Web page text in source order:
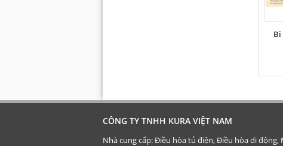
Bi
CÔNG TY TNHH KURA VIỆT NAM
Nhà cung cấp: Điều hòa tủ điện, Điều hòa di